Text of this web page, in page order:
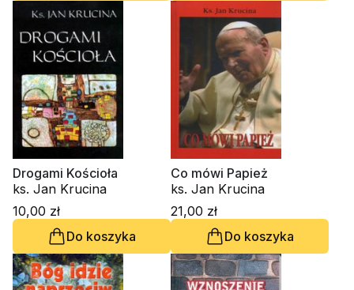
Drogami Kościoła
ks. Jan Krucina
10,00 zł
Do koszyka
Co mówi Papież
ks. Jan Krucina
21,00 zł
Do koszyka